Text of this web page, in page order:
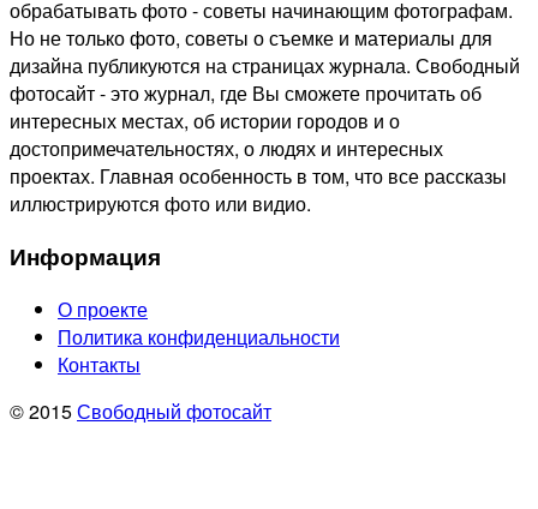
обрабатывать фото - советы начинающим фотографам.
Но не только фото, советы о съемке и материалы для
дизайна публикуются на страницах журнала. Свободный
фотосайт - это журнал, где Вы сможете прочитать об
интересных местах, об истории городов и о
достопримечательностях, о людях и интересных
проектах. Главная особенность в том, что все рассказы
иллюстрируются фото или видио.
Информация
О проекте
Политика конфиденциальности
Контакты
© 2015Свободный фотосайт